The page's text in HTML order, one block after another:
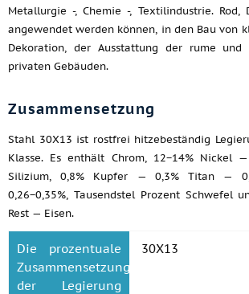
Metallurgie -, Chemie -, Textilindustrie. Rod,
angewendet werden können, in den Bau von
Dekoration, der Ausstattung der rume
privaten Gebäuden.
Zusammensetzung
Stahl 30Х13 ist rostfrei hitzebeständig
Klasse. Es enthält Chrom, 12−14% Nickel
Silizium, 0,8% Kupfer — 0,3% Titan —
0,26−0,35%, Tausendstel Prozent Schwefel
Rest — Eisen.
Die prozentuale
Zusammensetzung
der Legierung
30Х13